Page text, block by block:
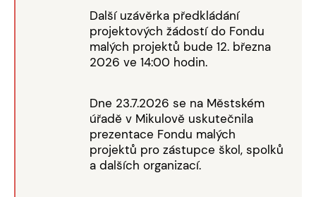
Další uzávěrka předkládání
projektových žádostí do Fondu
malých projektů bude 12. března
2026 ve 14:00 hodin.
Dne 23.7.2026 se na Městském
úřadě v Mikulově uskutečnila
prezentace Fondu malých
projektů pro zástupce škol, spolků
a dalších organizací.